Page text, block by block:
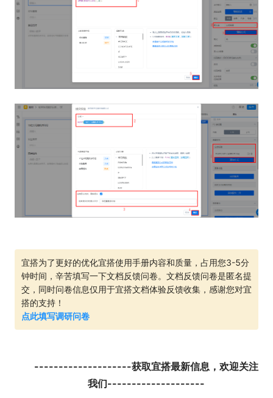
宜搭为了更好的优化宜搭使用手册内容和质量，占用您3-5分
钟时间，辛苦填写一下文档反馈问卷。文档反馈问卷是匿名提
交，同时问卷信息仅用于宜搭文档体验反馈收集，感谢您对宜
搭的支持！
点此填写调研问卷
--------------------获取宜搭最新信息，欢迎关注
我们--------------------